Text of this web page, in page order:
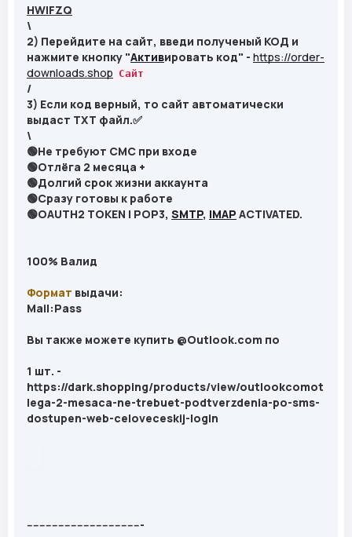
HWIFZQ
\
2) Перейдите на сайт, введи полученый КОД и
нажмите кнопку "Активировать код" - https://order-
downloads.shop Сайт
/
3) Если код верный, то сайт автоматически
выдаст TXT файл.✅
\
🟢Не требуют СМС при входе
🟢Отлёга 2 месяца +
🟢Долгий срок жизни аккаунта
🟢Сразу готовы к работе
🟢OAUTH2 TOKEN | POP3, SMTP, IMAP ACTIVATED.
100% Валид
Формат выдачи:
Mail:Pass
Вы также можете купить @Outlook.com по
1 шт. -
https://dark.shopping/products/view/outlookcomot
lega-2-mesaca-ne-trebuet-podtverzdenia-po-sms-
dostupen-web-celoveceskij-login
-------------------------------------